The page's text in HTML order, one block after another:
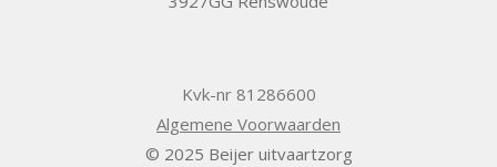
Kvk-nr 81286600
Algemene Voorwaarden
© 2025 Beijer uitvaartzorg